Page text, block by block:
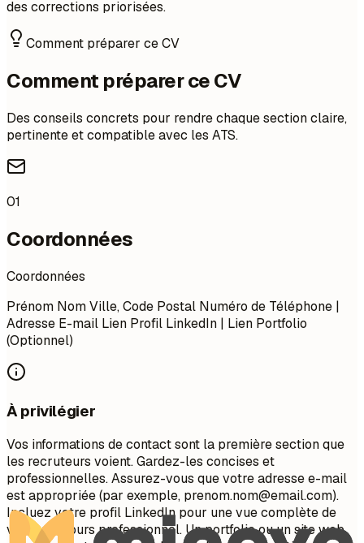
des corrections priorisées.
Comment préparer ce CV
Comment préparer ce CV
Des conseils concrets pour rendre chaque section claire,
pertinente et compatible avec les ATS.
01
Coordonnées
Coordonnées
Prénom Nom Ville, Code Postal Numéro de Téléphone |
Adresse E-mail Lien Profil LinkedIn | Lien Portfolio
(Optionnel)
À privilégier
Vos informations de contact sont la première section que
les recruteurs voient. Gardez-les concises et
professionnelles. Assurez-vous que votre adresse e-mail
est appropriée (par exemple, prenom.nom@email.com).
Incluez votre profil LinkedIn pour une vue complète de
votre parcours professionnel. Un portfolio ou un site web